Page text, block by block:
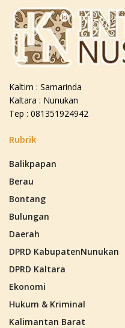
Kaltim : Samarinda
Kaltara : Nunukan
Tep : 081351924942
Rubrik
Balikpapan
Berau
Bontang
Bulungan
Daerah
DPRD KabupatenNunukan
DPRD Kaltara
Ekonomi
Hukum & Kriminal
Kalimantan Barat